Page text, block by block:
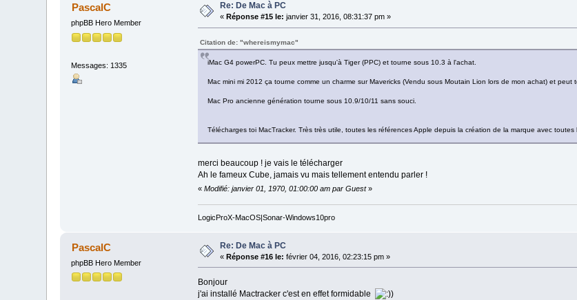
PascalC
phpBB Hero Member
Messages: 1335
Re: De Mac à PC
« Réponse #15 le: janvier 31, 2016, 08:31:37 pm »
Citation de: "whereismymac"
iMac G4 powerPC. Tu peux mettre jusqu'à Tiger (PPC) et tourne sous 10.3 à l'achat.
Mac mini mi 2012 ça tourne comme un charme sur Mavericks (Vendu sous Moutain Lion lors de mon achat) et
Mac Pro ancienne génération tourne sous 10.9/10/11 sans souci.
Télécharges toi MacTracker. Très très utile, toutes les références Apple depuis la création de la marque avec
merci beaucoup ! je vais le télécharger
Ah le fameux Cube, jamais vu mais tellement entendu parler !
« Modifié: janvier 01, 1970, 01:00:00 am par Guest»
LogicProX-MacOS|Sonar-Windows10pro
PascalC
phpBB Hero Member
Re: De Mac à PC
«Réponse #16 le: février 04, 2016, 02:23:15 pm »
Bonjour
j'ai installé Mactracker c'est en effet formidable